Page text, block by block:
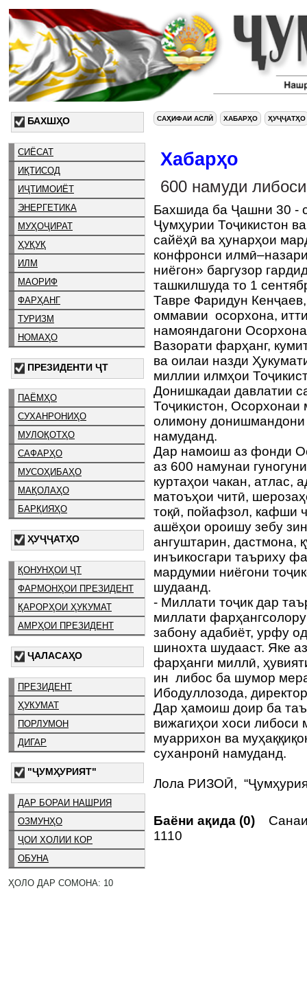
БАХШҲО
СИЁСАТ
ИҚТИСОД
ИҶТИМОИЁТ
ЭНЕРГЕТИКА
МУҲОҶИРАТ
ҲУҚУҚ
ИЛМ
МАОРИФ
ФАРҲАНГ
ТУРИЗМ
НОМАҲО
ПРЕЗИДЕНТИ ҶТ
ПАЁМҲО
СУХАНРОНИҲО
МУЛОҚОТҲО
САФАРҲО
МУСОҲИБАҲО
МАҚОЛАҲО
БАРҚИЯҲО
ҲУҶҶАТҲО
ҚОНУНҲОИ ҶТ
ФАРМОНҲОИ ПРЕЗИДЕНТ
ҚАРОРҲОИ ҲУКУМАТ
АМРҲОИ ПРЕЗИДЕНТ
ҶАЛАСАҲО
ПРЕЗИДЕНТ
ҲУКУМАТ
ПОРЛУМОН
ДИГАР
"ҶУМҲУРИЯТ"
ДАР БОРАИ НАШРИЯ
ОЗМУНҲО
ҶОИ ХОЛИИ КОР
ОБУНА
ҲОЛО ДАР СОМОНА: 10
САҲИФАИ АСЛӢ ХАБАРҲО ҲУҶҶАТҲО
Хабарҳо
600 намуди
Бахшида ба Ҷашни 30 -
Ҷумҳурии Тоҷикистон
сайёҳӣ ва ҳунарҳои
конфронси
ниёгон» баргузор
ташкилшуда то 1
Тавре Фаридун
оммавии осорхона,
намояндагони
Вазорати фарҳанг,
ва оилаи назди
миллии илмҳои
Донишкадаи давлатии
Тоҷикистон,
олимону донишмандони
намуданд.
Дар намоиш аз фонди
аз 600 намунаи
куртаҳои чакан, атлас,
матоъҳои читӣ,
тоқӣ, пойафзол, кафши
ашёҳои ороишу зебу
ангуштарин, дастмона,
инъикосгари таъриху
мардумии ниёгони
шудаанд.
- Миллати тоҷик дар
миллати
забону адабиёт, урфу
шинохта шудааст. Яке
фарҳанги миллӣ,
ин либос ба шумор
Ибодуллозода,
Дар ҳамоиш доир ба
вижагиҳои хоси
муаррихон ва
суханронӣ намуданд.
Лола РИЗОӢ,
Баёни ақида (0)
1110